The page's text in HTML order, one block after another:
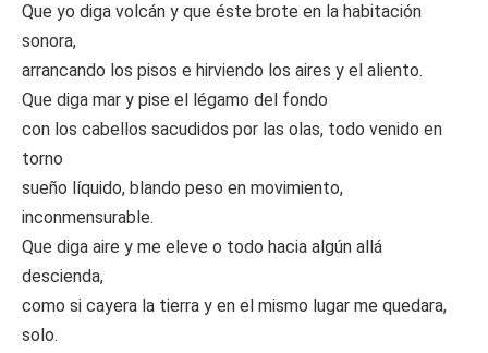
Que yo diga volcán y que éste brote en la habitación
sonora,
arrancando los pisos e hirviendo los aires y el aliento.
Que diga mar y pise el légamo del fondo
con los cabellos sacudidos por las olas, todo venido en
torno
sueño líquido, blando peso en movimiento,
inconmensurable.
Que diga aire y me eleve o todo hacia algún allá
descienda,
como si cayera la tierra y en el mismo lugar me quedara,
solo.